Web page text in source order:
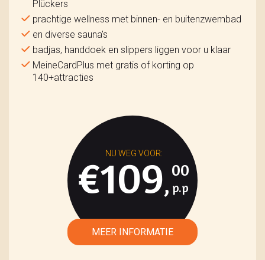
Plückers
prachtige wellness met binnen- en buitenzwembad
en diverse sauna's
badjas, handdoek en slippers liggen voor u klaar
MeineCardPlus met gratis of korting op
140+attracties
€109,
00